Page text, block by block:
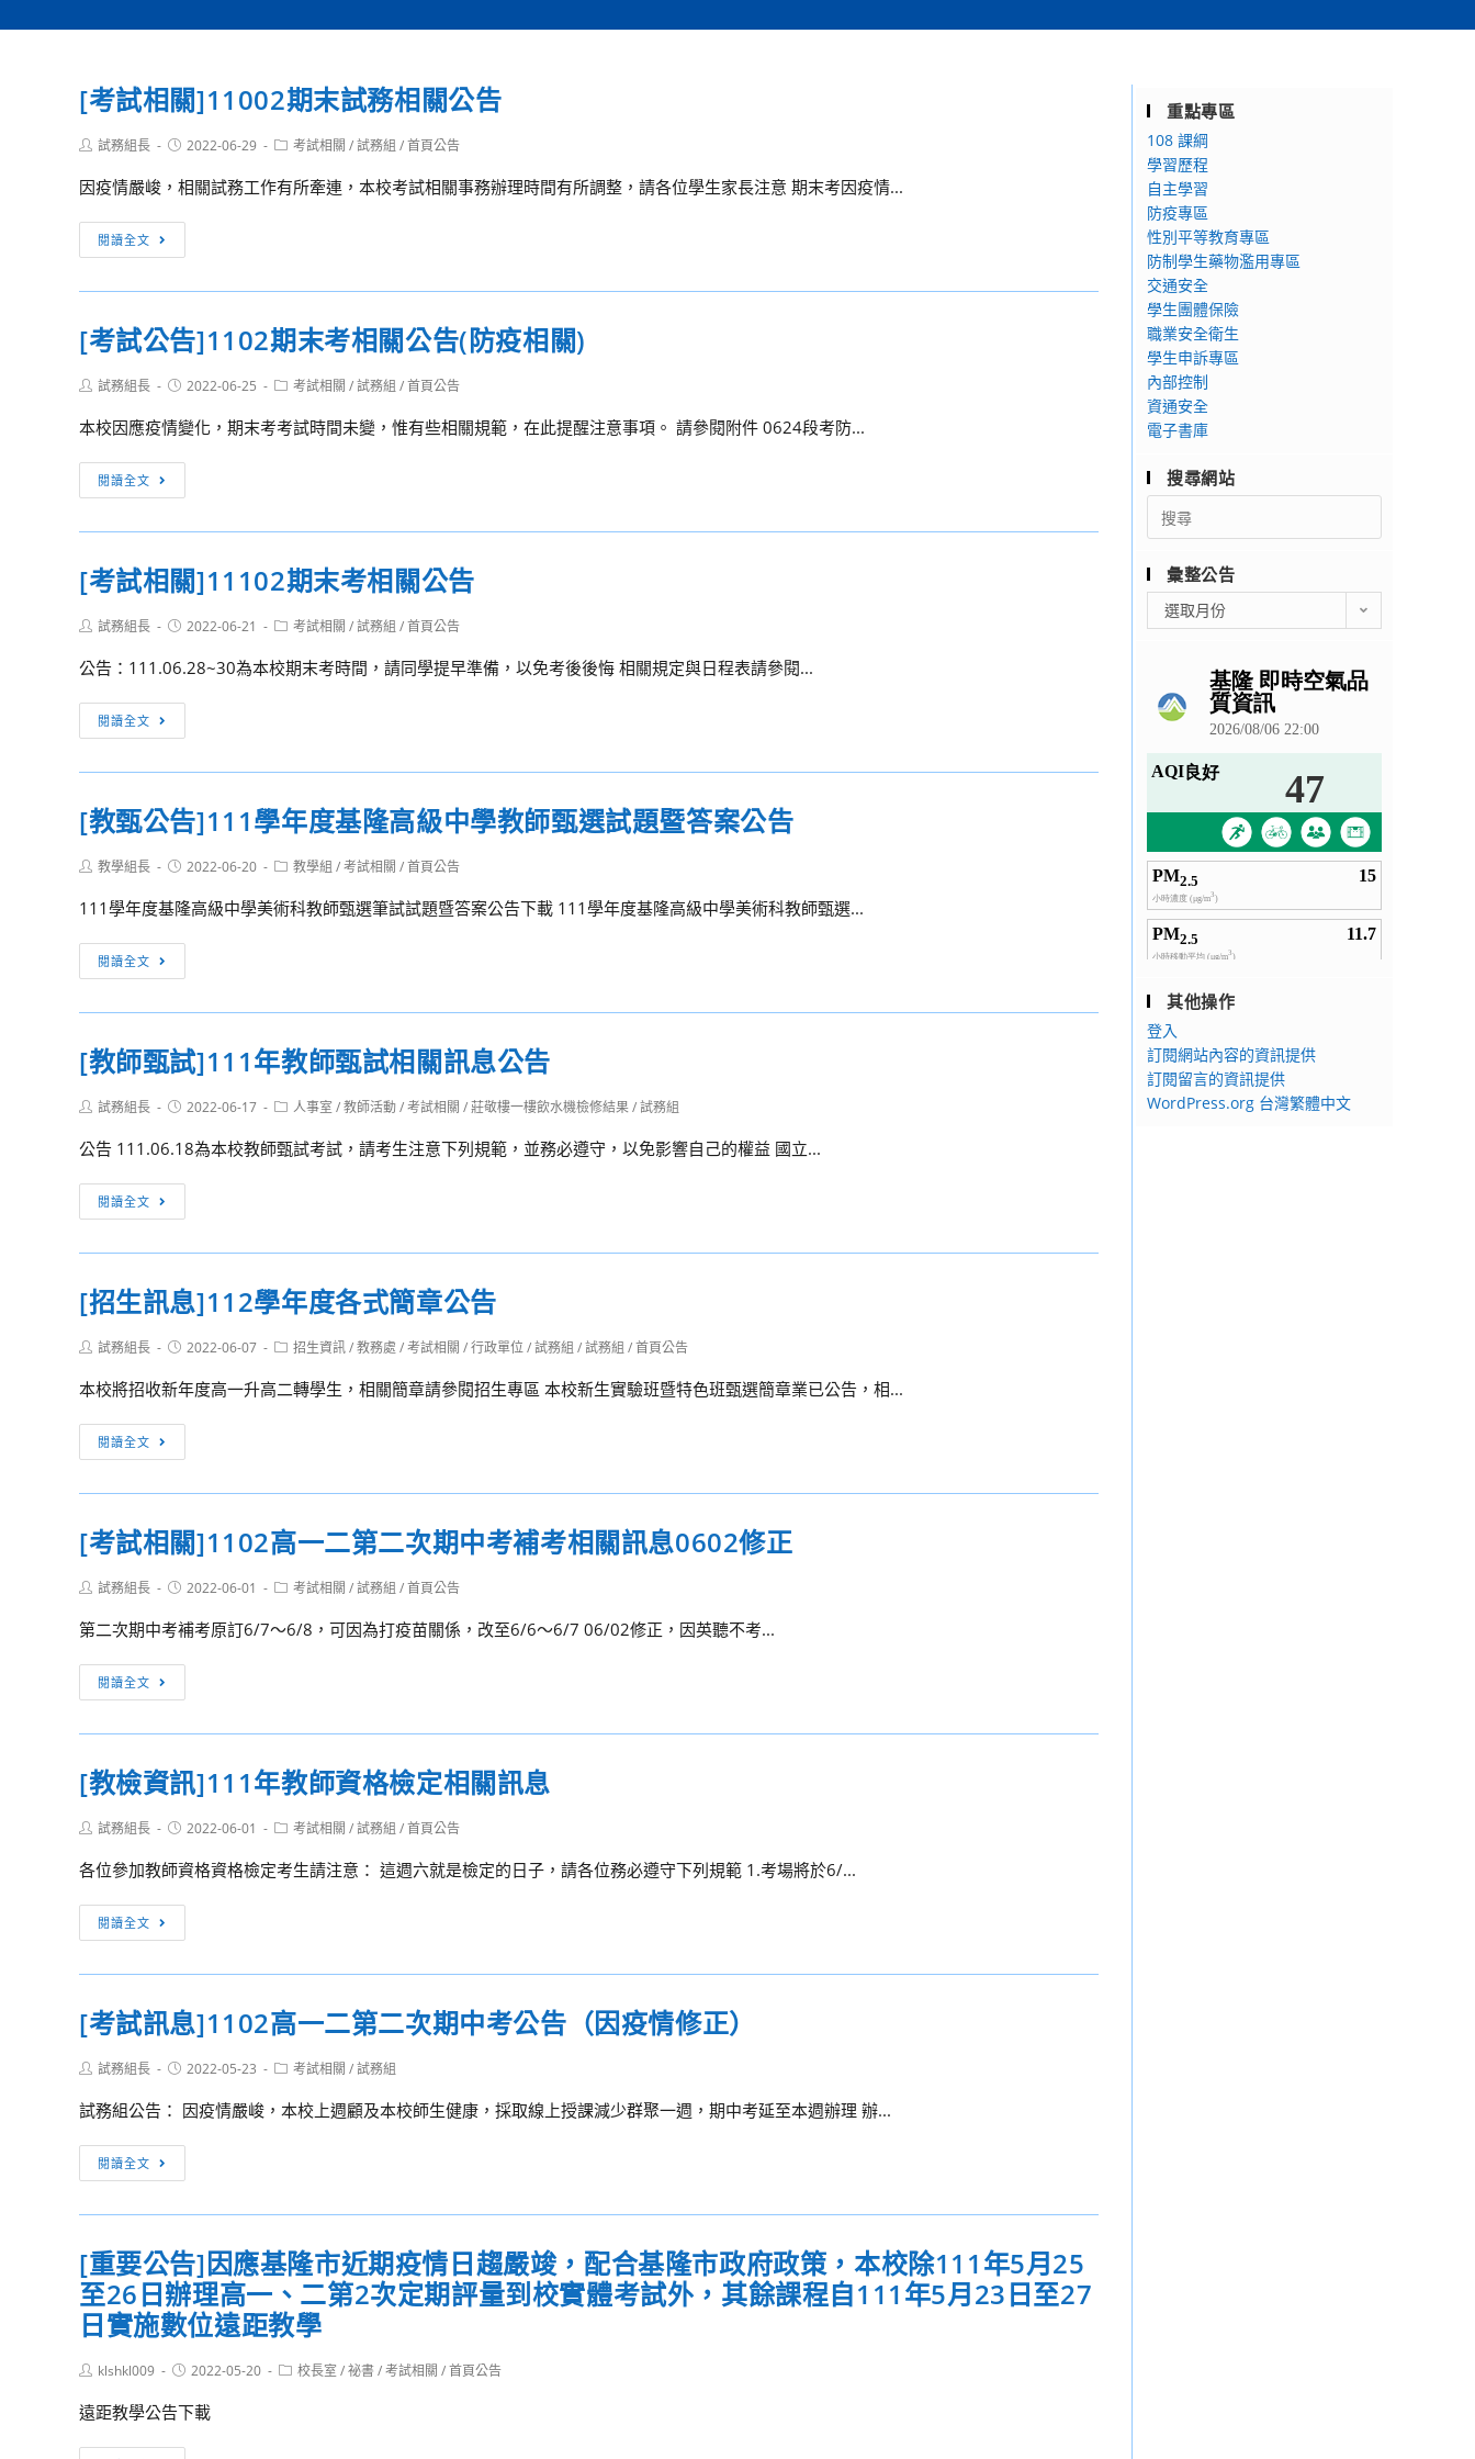
[考試相關]11002期末試務相關公告
Post試務組長
Post2022-06-29
Post考試相關 /試務組 /首頁公告
因疫情嚴峻，相關試務工作有所牽連，本校考試相關事務辦理時間有所調整，請各位學生家長注意 期末考因疫情...
閱讀全文
試
相
期
試
務
公
[考試公告]1102期末考相關公告(防疫相關)
Post試務組長
Post2022-06-25
Post考試相關 /試務組 /首頁公告
本校因應疫情變化，期末考考試時間未變，惟有些相關規範，在此提醒注意事項。 請參閱附件 0624段考防...
閱讀全文
試
公
期
考
相
告
相
[考試相關]11102期末考相關公告
Post試務組長
Post2022-06-21
Post考試相關 /試務組 /首頁公告
公告：111.06.28~30為本校期末考時間，請同學提早準備，以免考後後悔 相關規定與日程表請參閱...
閱讀全文
試
相
期
考
相
告
[教甄公告]111學年度基隆高級中學教師甄選試題暨答案公告
Post教學組長
Post2022-06-20
Post教學組 /考試相關 /首頁公告
111學年度基隆高級中學美術科教師甄選筆試試題暨答案公告下載 111學年度基隆高級中學美術科教師甄選...
閱讀全文
甄
公
學
度
基
級
教
甄
試
題
暨
公
告
[教師甄試]111年教師甄試相關訊息公告
Post試務組長
Post2022-06-17
Post人事室 /教師活動/考試相關 /莊敬樓一樓飲水機檢修結果/試務組
公告 111.06.18為本校教師甄試考試，請考生注意下列規範，並務必遵守，以免影響自己的權益 國立...
閱讀全文
師
甄
年
師
甄
關
公
[招生訊息]112學年度各式簡章公告
Post試務組長
Post2022-06-07
Post招生資訊/教務處 /考試相關 /行政單位/試務組 /試務組 /首頁公告
本校將招收新年度高一升高二轉學生，相關簡章請參閱招生專區 本校新生實驗班暨特色班甄選簡章業已公告，相...
閱讀全文
生
訊
學
度
各
章
[考試相關]1102高一二第二次期中考補考相關訊息0602修正
Post試務組長
Post2022-06-01
Post考試相關 /試務組 /首頁公告
第二次期中考補考原訂6/7～6/8，可因為打疫苗關係，改至6/6～6/7 06/02修正，因英聽不考...
閱讀全文
試
相
高
二
第
期
補
相
關
訊
息
0602
[教檢資訊]111年教師資格檢定相關訊息
Post試務組長
Post2022-06-01
Post考試相關 /試務組 /首頁公告
各位參加教師資格資格檢定考生請注意： 這週六就是檢定的日子，請各位務必遵守下列規範 1.考場將於6/...
閱讀全文
檢
資
年
師
資
定
訊
息
[考試訊息]1102高一二第二次期中考公告（因疫情修正）
Post試務組長
Post2022-05-23
Post考試相關 /試務組
試務組公告： 因疫情嚴峻，本校上週顧及本校師生健康，採取線上授課減少群聚一週，期中考延至本週辦理 辦...
閱讀全文
試
訊
高
一
二
第
二
期
中
[重要公告]因應基隆市近期疫情日趨嚴竣，配合基隆市政府政策，本校除111年5月25
至26日辦理高一、二第2次定期評量到校實體考試外，其餘課程自111年5月23日至27
日實施數位遠距教學
Postklshkl009
Post2022-05-20
Post校長室 /祕書/考試相關 /首頁公告
遠距教學公告下載
重點專區
108 課綱
學習歷程
自主學習
防疫專區
性別平等教育專區
防制學生藥物濫用專區
交通安全
學生團體保險
職業安全衛生
學生申訴專區
內部控制
資通安全
電子書庫
搜尋網站
Search
for:
彙整公告
整
選取月份
其他操作
登入
訂閱網站內容的資訊提供
訂閱留言的資訊提供
WordPress.org 台灣繁體中文